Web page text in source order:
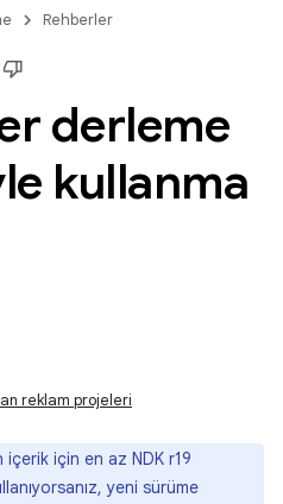
Rehberler
derleme
kullanma
reklam projeleri
içerik için en az NDK r19
yeni sürüme